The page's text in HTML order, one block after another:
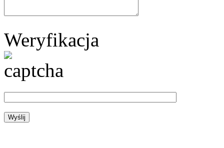
Weryfikacja